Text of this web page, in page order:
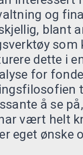
og
blant
som
dette i
for
å se
vært helt
eget ønske